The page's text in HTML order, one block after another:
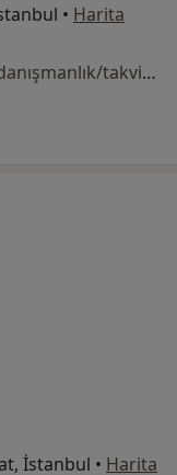
• Harita
Bu uzman ilgili adres için online danışmanlık/takvim sunmuyor.
İstanbul • Harita